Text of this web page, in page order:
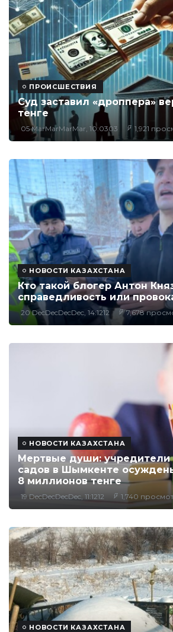
ПРОИСШЕСТВИЯ
Суд заставил «дроппера»
тенге
05 MarMarMarMar, 10:0303 1,921
НОВОСТИ КАЗАХСТАНА
Кто такой блогер Антон
справедливость или
20 DecDecDecDec, 14:1212 7,678
НОВОСТИ КАЗАХСТАНА
Мертвые души: учредители
садов в Шымкенте
8 миллионов тенге
19 DecDecDecDec, 11:1212 1,740
НОВОСТИ КАЗАХСТАНА